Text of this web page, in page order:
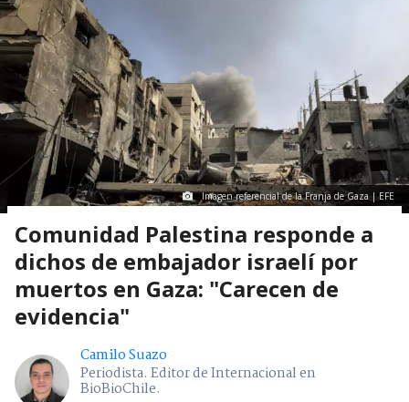
Imagen referencial de la Franja de Gaza | EFE
Comunidad Palestina responde a
dichos de embajador israelí por
muertos en Gaza: "Carecen de
evidencia"
Camilo Suazo
Periodista. Editor de Internacional en
BioBioChile.